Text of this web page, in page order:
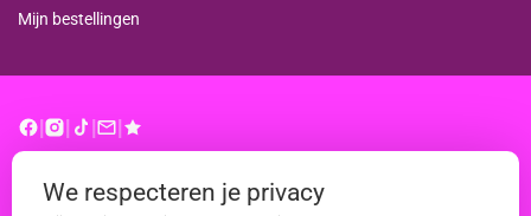
Mijn bestellingen
We respecteren je privacy